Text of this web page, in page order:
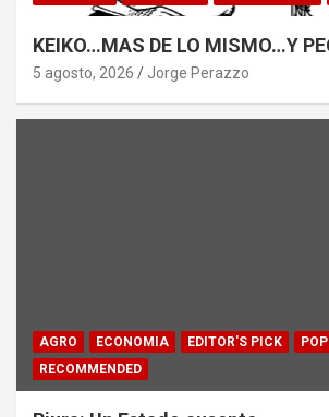
KEIKO…MAS DE LO MISMO…Y
5 agosto, 2026 Jorge Perazzo
AGRO ECONOMIA EDITOR'S PICK
RECOMMENDED